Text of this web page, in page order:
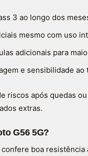
3 ao longo dos
mesmo com uso
adicionais para
e sensibilidade
riscos após quedas
extras.
G56 5G?
boa